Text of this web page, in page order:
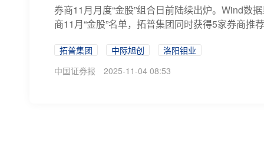
券商11月月度“金股”组合日前陆续出炉。Wind数
商11月“金股”名单，拓普集团同时获得5家券商
拓普集团 中际旭创
洛阳钼业
中国证券报
2025-11-04 08:53